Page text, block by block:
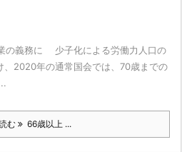
の義務に 少子化による労働力人口の
、2020年の通常国会では、70歳までの
む 66歳以上 ...